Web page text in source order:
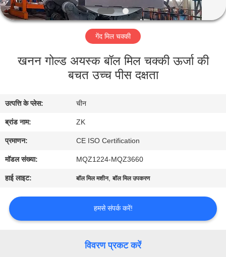
वीआर
शो
हमारे
कारखाना
भ्रमण
गुणवत्ता
संपर्क
गेंद मिल चक्की
खनन गोल्ड अयस्क बॉल मिल चक्की ऊर्जा की
बचत उच्च पीस दक्षता
उत्पत्ति के प्लेस: चीन
ब्रांड नाम: ZK
प्रमाणन: CE ISO Certification
मॉडल संख्या: MQZ1224-MQZ3660
हाई लाइट: बॉल मिल मशीन,बॉल मिल उपकरण
हमसे संपर्क करें!
विवरण प्रकट करें